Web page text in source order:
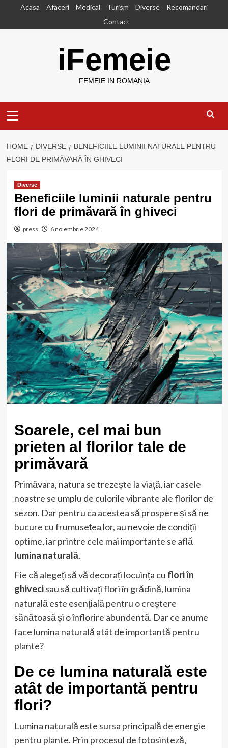
content
Acasa Afaceri Medical Turism Diverse
Recomandari
Contact
iFemeie
FEMEIE IN ROMANIA
Menu
HOME DIVERSE
BENEFICIILE LUMINII NATURALE PENTRU
FLORI DE PRIMĂVARĂ ÎN GHIVECI
Diverse
Beneficiile luminii naturale pentru
flori de primăvară în ghiveci
press 6 noiembrie 2024
Soarele, cel mai bun
prieten al florilor tale de
primăvară
Primăvara, natura se trezește la viață, iar casele
noastre se umplu de culorile vibrante ale florilor de
sezon. Dar pentru ca acestea să prospere și să ne
bucure cu frumusețea lor, au nevoie de condiții
optime, iar printre cele mai importante se află
lumina naturală.
Fie că alegeți să vă decorați locuința cu flori în
ghivecisau să cultivați flori în grădină, lumina
naturală este esențială pentru o creștere
sănătoasă și o înflorire abundentă. Dar ce anume
face lumina naturală atât de importantă pentru
plante?
De ce lumina naturală este
atât de importantă pentru
flori?
Lumina naturală este sursa principală de energie
pentru plante. Prin procesul de fotosinteză,